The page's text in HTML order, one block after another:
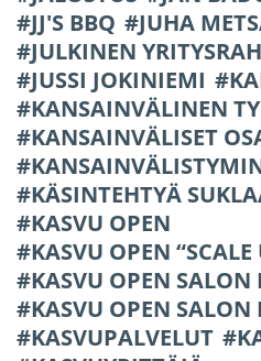
JJ'S BBQ
JUHA
JULKINEN
JUSSI JOKINIEMI
KANSAINVÄLINEN
KANSAINVÄLISET
KÄSINTEHTYÄ
KASVU OPEN
KASVU OPEN
KASVU OPEN
KASVU OPEN SALON
KASVUPALVELUT